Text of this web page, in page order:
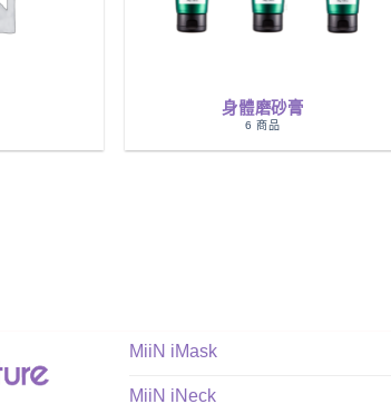
身體磨砂膏
6 商品
MiiN iMask
MiiN iNeck